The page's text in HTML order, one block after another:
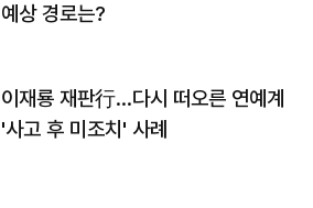
예상 경로는?
이재룡 재판行…다시 떠오른 연예계
'사고 후 미조치' 사례